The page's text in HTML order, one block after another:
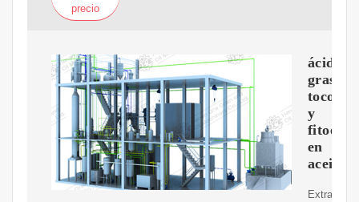
precio
ácidos
grasos,
y
en
aceites
Extracción